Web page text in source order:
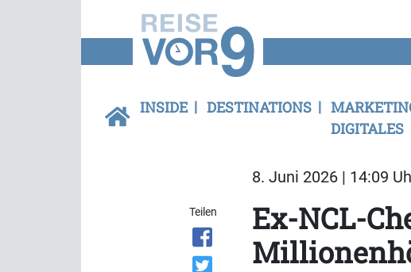
INSIDE DESTINATIONS
DIGITALES
8. Juni 2026 | 14:09
Teilen
Ex-NCL-